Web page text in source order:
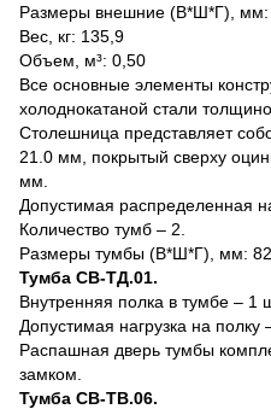
Размеры внешние (В*Ш*Г), мм:
Вес, кг: 135,9
Объем, м³: 0,50
Все основные элементы
холоднокатаной стали
Столешница представляет
21.0 мм, покрытый сверху
мм.
Допустимая распределенная
Количество тумб – 2.
Размеры тумбы (В*Ш*Г), мм:
Тумба СВ-ТД.01.
Внутренняя полка в тумбе – 1
Допустимая нагрузка на полку
Распашная дверь тумбы
замком.
Тумба СВ-ТВ.06.